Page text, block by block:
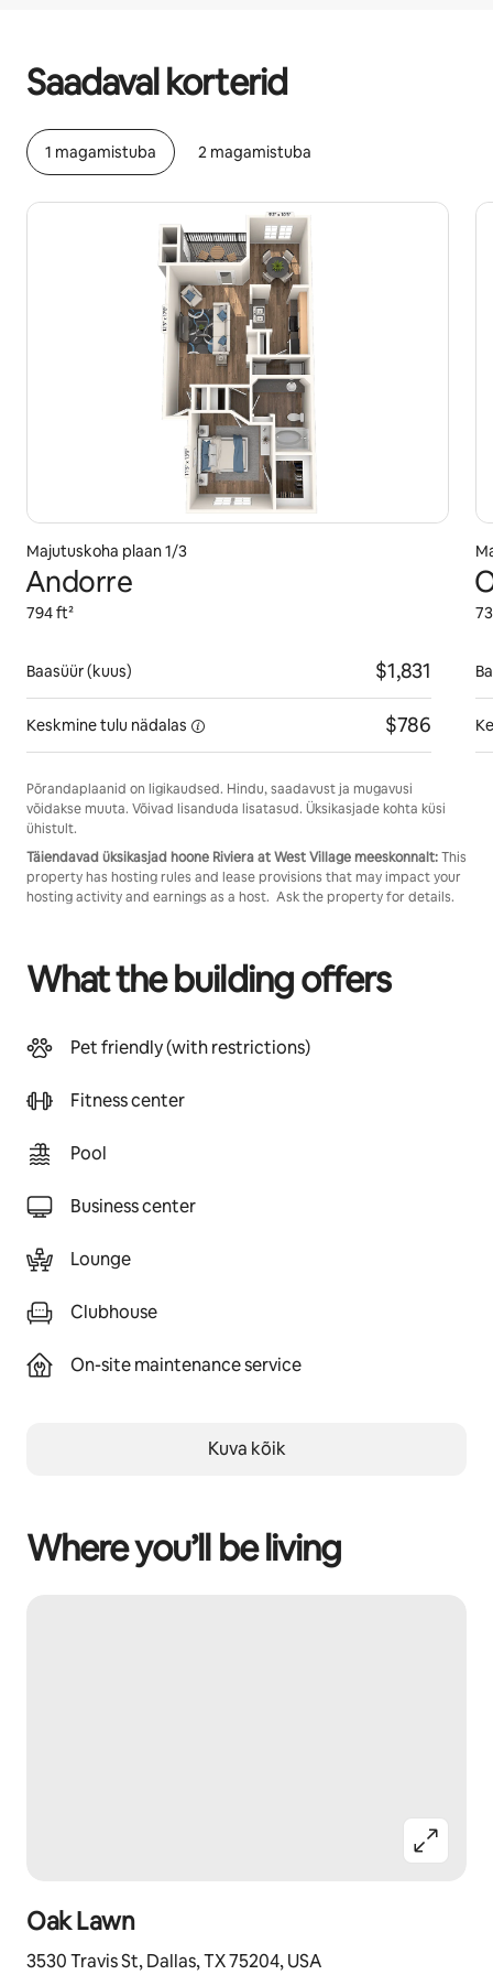
Saadaval korterid
1 magamistuba 2 magamistuba
Majutuskoha plaan 1/3
Andorre
794 ft²
Baasüür (kuus) $1,831
Keskmine tulu nädalas $786
Põrandaplaanid on ligikaudsed. Hindu, saadavust ja mugavusi
võidakse muuta. Võivad lisanduda lisatasud. Üksikasjade kohta küsi
ühistult.
Täiendavad üksikasjad hoone Riviera at West Village meeskonnalt:This
property has hosting rules and lease provisions that may impact your
hosting activity and earnings as a host. Ask the property for details.
What the building offers
Pet friendly (with restrictions)
Fitness center
Pool
Business center
Lounge
Clubhouse
On-site maintenance service
Kuva kõik
Where you’ll be living
Oak Lawn
3530 Travis St, Dallas, TX 75204, USA